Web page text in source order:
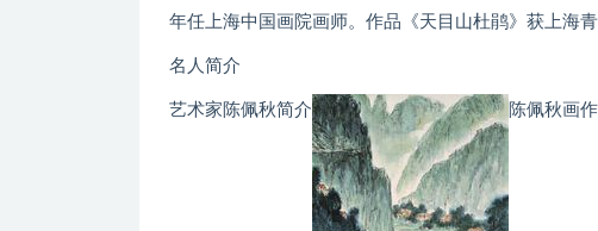
年任上海中国画院画师。作品《天目山杜鹃》获上
名人简介
艺术家陈佩秋简介 陈佩秋画作